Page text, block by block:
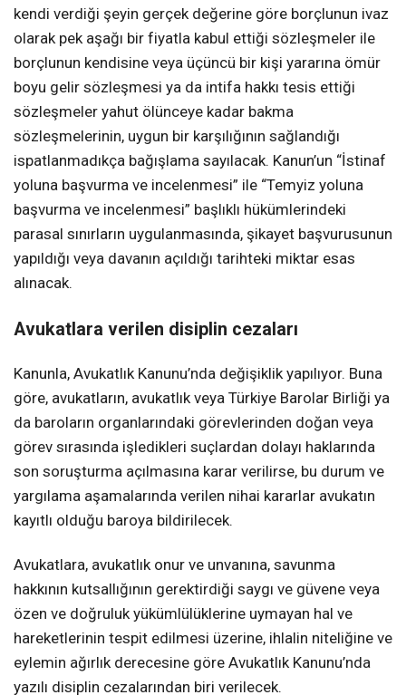
kendi verdiği şeyin gerçek değerine göre borçlunun ivaz
olarak pek aşağı bir fiyatla kabul ettiği sözleşmeler ile
borçlunun kendisine veya üçüncü bir kişi yararına ömür
boyu gelir sözleşmesi ya da intifa hakkı tesis ettiği
sözleşmeler yahut ölünceye kadar bakma
sözleşmelerinin, uygun bir karşılığının sağlandığı
ispatlanmadıkça bağışlama sayılacak. Kanun’un “İstinaf
yoluna başvurma ve incelenmesi” ile “Temyiz yoluna
başvurma ve incelenmesi” başlıklı hükümlerindeki
parasal sınırların uygulanmasında, şikayet başvurusunun
yapıldığı veya davanın açıldığı tarihteki miktar esas
alınacak.
Avukatlara verilen disiplin cezaları
Kanunla, Avukatlık Kanunu’nda değişiklik yapılıyor. Buna
göre, avukatların, avukatlık veya Türkiye Barolar Birliği ya
da baroların organlarındaki görevlerinden doğan veya
görev sırasında işledikleri suçlardan dolayı haklarında
son soruşturma açılmasına karar verilirse, bu durum ve
yargılama aşamalarında verilen nihai kararlar avukatın
kayıtlı olduğu baroya bildirilecek.
Avukatlara, avukatlık onur ve unvanına, savunma
hakkının kutsallığının gerektirdiği saygı ve güvene veya
özen ve doğruluk yükümlülüklerine uymayan hal ve
hareketlerinin tespit edilmesi üzerine, ihlalin niteliğine ve
eylemin ağırlık derecesine göre Avukatlık Kanunu’nda
yazılı disiplin cezalarından biri verilecek.